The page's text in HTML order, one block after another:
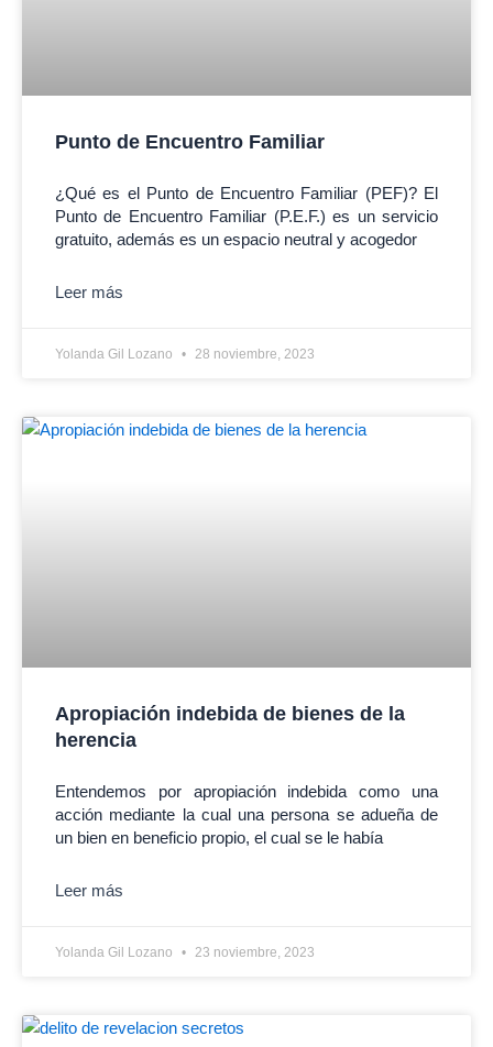
Punto de Encuentro Familiar
¿Qué es el Punto de Encuentro Familiar (PEF)? El
Punto de Encuentro Familiar (P.E.F.) es un servicio
gratuito, además es un espacio neutral y acogedor
Leer más
Yolanda Gil Lozano 28 noviembre, 2023
Apropiación indebida de bienes de la
herencia
Entendemos por apropiación indebida como una
acción mediante la cual una persona se adueña de
un bien en beneficio propio, el cual se le había
Leer más
Yolanda Gil Lozano 23 noviembre, 2023